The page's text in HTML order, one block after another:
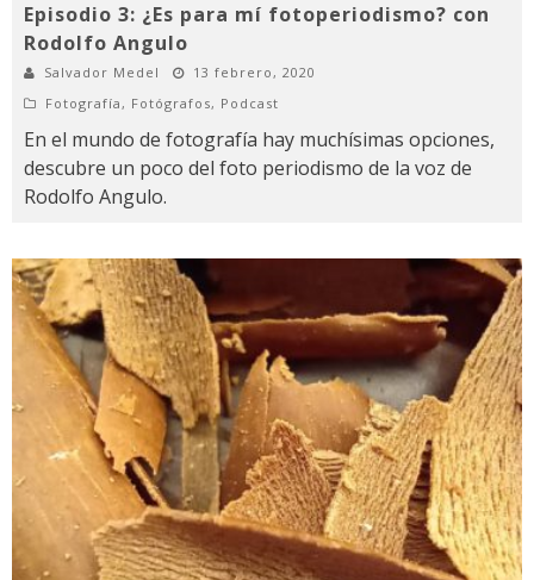
Episodio 3: ¿Es para mí fotoperiodismo? con
Rodolfo Angulo
Salvador Medel
13 febrero, 2020
Fotografía, Fotógrafos, Podcast
En el mundo de fotografía hay muchísimas opciones,
descubre un poco del foto periodismo de la voz de
Rodolfo Angulo.